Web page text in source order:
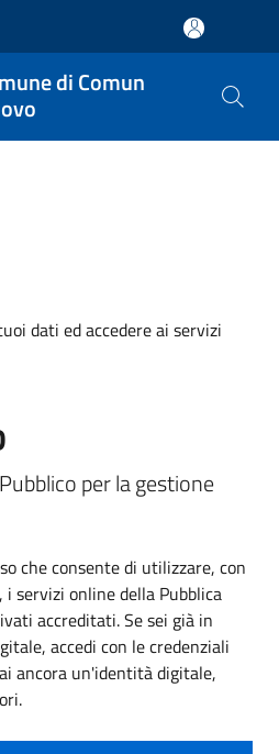
di Comun
dati ed accedere ai servizi
per la gestione
che consente di utilizzare, con
servizi online della Pubblica
accreditati. Se sei già in
accedi con le credenziali
ancora un'identità digitale,